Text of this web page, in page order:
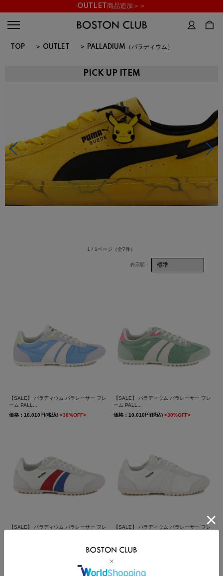
OUTLET商品追加＞＞
TOP > OUTLET > PALLADIUM（パラディウム）
PICK UP ITEM
1 / 1ページ （全7件）
【SALE】 パラディウム パラレーサー フレ
ーム PALL...
価格：10,010円(税込) <30%OFF>
【SALE】 パラディウム パラレーサー フレ
ーム PALL...
価格：10,010円(税込)<30%OFF>
【SALE】 パラディウム パラレーサー フレ
【SALE】 パラディウム パラレーサー フレ
送料無料